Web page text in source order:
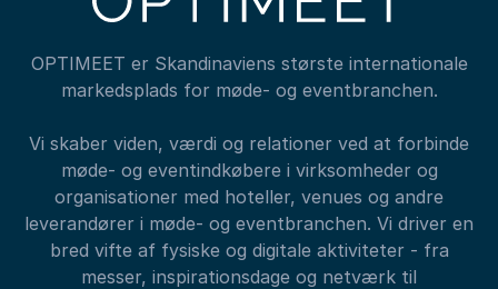
OPTIMEET er Skandinaviens største internationale
markedsplads for møde- og eventbranchen.
Vi skaber viden, værdi og relationer ved at forbinde
møde- og eventindkøbere i virksomheder og
organisationer med hoteller, venues og andre
leverandører i møde- og eventbranchen. Vi driver en
bred vifte af fysiske og digitale aktiviteter - fra
messer, inspirationsdage og netværk til